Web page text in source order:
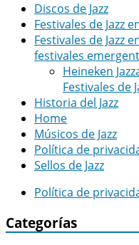
Discos de Jazz
Festivales de Jazz
Festivales de Jazz
festivales
Heineken
Festivales de
Historia del Jazz
Home
Músicos de Jazz
Política de
Sellos de Jazz
Política de
Categorías